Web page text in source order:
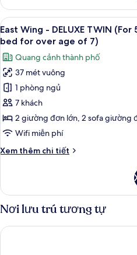
Smoking
(1
bed
for
over
age
of
7)
East
Wing
-
DELUXE
(For
4
adults),
Non
Smoking
bed
for
age
Xem
tất
cả
ảnh
East
Wing
-
DELUXE
TWIN
5
Smoking
(1
bed
for
16
East Wing - DELUXE TWIN
bed for over age of 7)
Quang cảnh thành phố
37 mét vuông
1 phòng ngủ
7 khách
2 giường đơn lớn, 2 sofa giường
Wifi miễn phí
Xem thêm chi tiết
Chi
East
-
TWIN
Nơi lưu trú tương tự
Tokyo Dome Hotel